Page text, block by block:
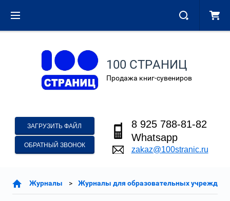
100 СТРАНИЦ
Продажа книг-сувениров
ЗАГРУЗИТЬ ФАЙЛ
ОБРАТНЫЙ ЗВОНОК
8 925 788-81-82
Whatsapp
zakaz@100stranic.ru
Журналы Журналы для образовательных